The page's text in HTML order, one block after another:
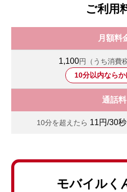
ご利用
月額料
1,100円（うち消費
10分以内ならか
通話料
10分を超えたら 11円/30秒
モバイルく